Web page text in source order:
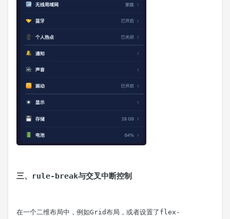
三、rule-break与交叉中断控制
在一个二维布局中，例如Grid布局，或者设置了 flex-